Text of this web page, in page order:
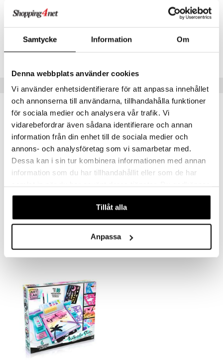
Samtycke Information Om
Denna webbplats använder cookies
Vi använder enhetsidentifierare för att anpassa innehållet
och annonserna till användarna, tillhandahålla funktioner
för sociala medier och analysera vår trafik. Vi
vidarebefordrar även sådana identifierare och annan
information från din enhet till de sociala medier och
annons- och analysföretag som vi samarbetar med.
Dessa kan i sin tur kombinera informationen med annan
information som du har tillhandahållit eller som de har
våra cookies vid fortsatt användande av vår webbplats.
Tillåt alla
Anpassa
Artikelnr
Lägsta pris senaste 30 dagarna: 299 kr
Tips till dig
ART LAB
Art Lab Pouring Art Studio
ART LAB
299